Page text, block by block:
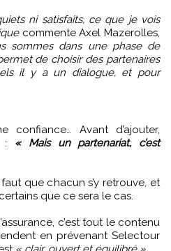
ni satisfaits, ce que je vois
commente Axel Mazerolles,
sommes dans une phase de
de choisir des partenaires
il y a un dialogue, et pour
: « Mais un partenariat, c’est
que chacun s’y retrouve, et
que ce sera le cas.
c’est tout le contenu
en prévenant Selectour